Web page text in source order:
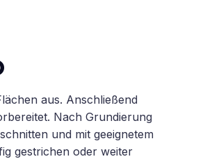
aus. Anschließend
Nach Grundierung
und mit geeignetem
gestrichen oder weiter